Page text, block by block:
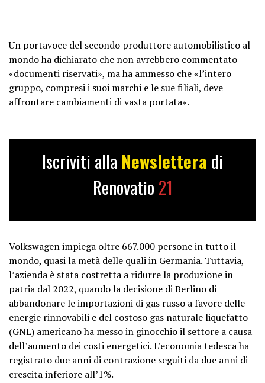
Un portavoce del secondo produttore automobilistico al
mondo ha dichiarato che non avrebbero commentato
«documenti riservati», ma ha ammesso che «l’intero
gruppo, compresi i suoi marchi e le sue filiali, deve
affrontare cambiamenti di vasta portata».
Iscriviti alla Newslettera di
Renovatio 21
Volkswagen impiega oltre 667.000 persone in tutto il
mondo, quasi la metà delle quali in Germania. Tuttavia,
l’azienda è stata costretta a ridurre la produzione in
patria dal 2022, quando la decisione di Berlino di
abbandonare le importazioni di gas russo a favore delle
energie rinnovabili e del costoso gas naturale liquefatto
(GNL) americano ha messo in ginocchio il settore a causa
dell’aumento dei costi energetici. L’economia tedesca ha
registrato due anni di contrazione seguiti da due anni di
crescita inferiore all’1%.